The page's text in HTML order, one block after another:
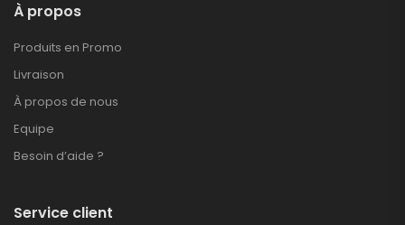
À propos
Produits en Promo
Livraison
À propos de nous
Equipe
Besoin d’aide ?
Service client